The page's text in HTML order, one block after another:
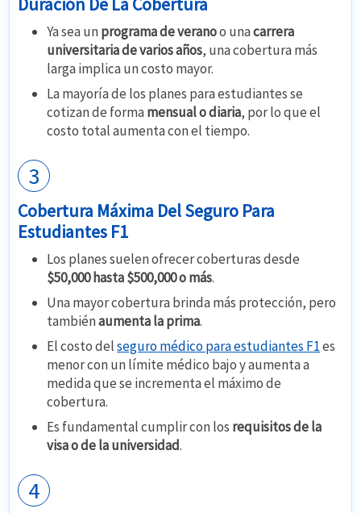
Ya sea unprograma de veranoo unacarrera
universitaria de varios años, una cobertura más
larga implica un costo mayor.
La mayoría de los planes para estudiantes se
cotizan de formamensual o diaria, por lo que el
costo total aumenta con el tiempo.
3
Cobertura Máxima Del Seguro Para
Estudiantes F1
Los planes suelen ofrecer coberturas desde
$50,000 hasta $500,000 o más.
Una mayor cobertura brinda más protección, pero
tambiénaumenta la prima.
El costo delseguro médico para estudiantes F1es
menor con un límite médico bajo y aumenta a
medida que se incrementa el máximo de
cobertura.
Es fundamental cumplir con los requisitos de la
visa o de la universidad.
4